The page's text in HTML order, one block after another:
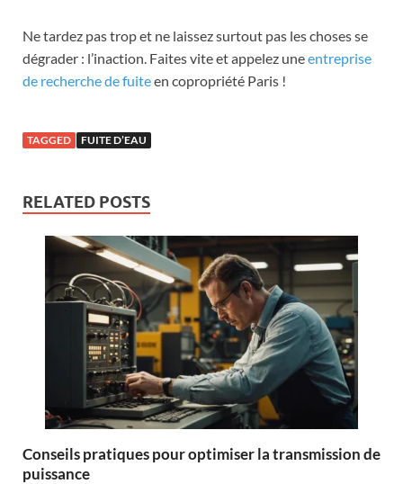
Ne tardez pas trop et ne laissez surtout pas les choses se
dégrader : l’inaction. Faites vite et appelez uneentreprise
de recherche de fuiteen copropriété Paris !
TAGGED FUITE D’EAU
RELATED POSTS
Conseils pratiques pour optimiser la transmission de
puissance